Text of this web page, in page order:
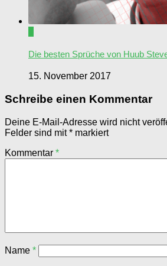
Die besten Sprüche von Huub
15. November 2017
Schreibe einen Kommentar
Deine E-Mail-Adresse wird nicht
Felder sind mit* markiert
Kommentar *
Name *